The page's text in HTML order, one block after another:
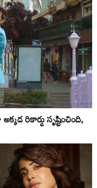
రికార్డు సృష్టించింది,